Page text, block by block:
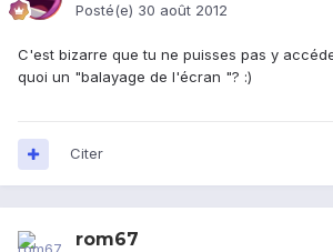
Posté(e) 30 août 2012
C'est bizarre que tu ne puisses pas y
quoi un "balayage de l'écran "? :)
Citer
rom67